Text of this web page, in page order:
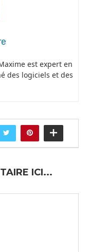
est expert en
des logiciels et des
ICI...